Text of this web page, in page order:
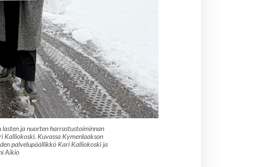
ja nuorten harrastustoiminnan
Kalliokoski. Kuvassa Kymenlaakson
palvelupäällikkö Kari Kalliokoski ja
Aikio